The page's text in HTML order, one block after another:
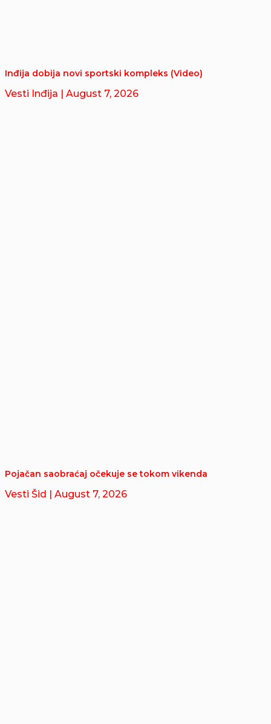
Inđija dobija novi sportski kompleks (Video)
Vesti Inđija | August 7, 2026
Pojačan saobraćaj očekuje se tokom vikenda
Vesti Šid | August 7, 2026